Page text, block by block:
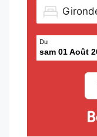
Du
sam 01 Août